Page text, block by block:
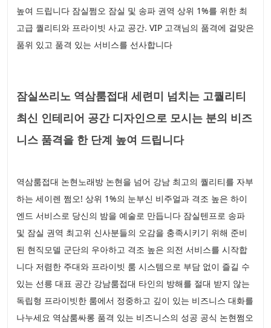
높여 드립니다 잠실쩜오 잠실 및 송파 권역 상위 1%를 위한 최
고급 퀄리티와 프라이빗 사교 공간. VIP 고객님의 품격에 걸맞은
품위 있고 품격 있는 서비스를 선사합니다
잠실쓰리노 역삼룸접대 세련미 넘치는 고퀄리티
최신 인테리어 공간 디자인으로 모시는 분의 비즈
니스 품격을 한 단계 높여 드립니다
역삼룸접대 논현노래방 논현을 넘어 강남 최고의 퀄리티를 자부
하는 세이렌 쩜오! 상위 1%의 눈부신 비주얼과 격조 높은 하이
엔드 서비스로 당신의 밤을 예술로 만듭니다 잠실텐프로 송파
및 잠실 권역 최고위 신사분들의 오감을 충족시키기 위해 준비
된 현직모델 군단의 우아하고 격조 높은 의전 서비스를 시작합
니다 저렴한 주대와 프라이빗 룸 시스템으로 부담 없이 즐길 수
있는 선릉 대표 공간 강남룸접대 타인의 방해를 절대 받지 않는
독립형 프라이빗한 룸에서 정중하고 깊이 있는 비즈니스 대화를
나누세요 역삼룸싸롱 품격 있는 비즈니스의 성공 공식 논현쩜오